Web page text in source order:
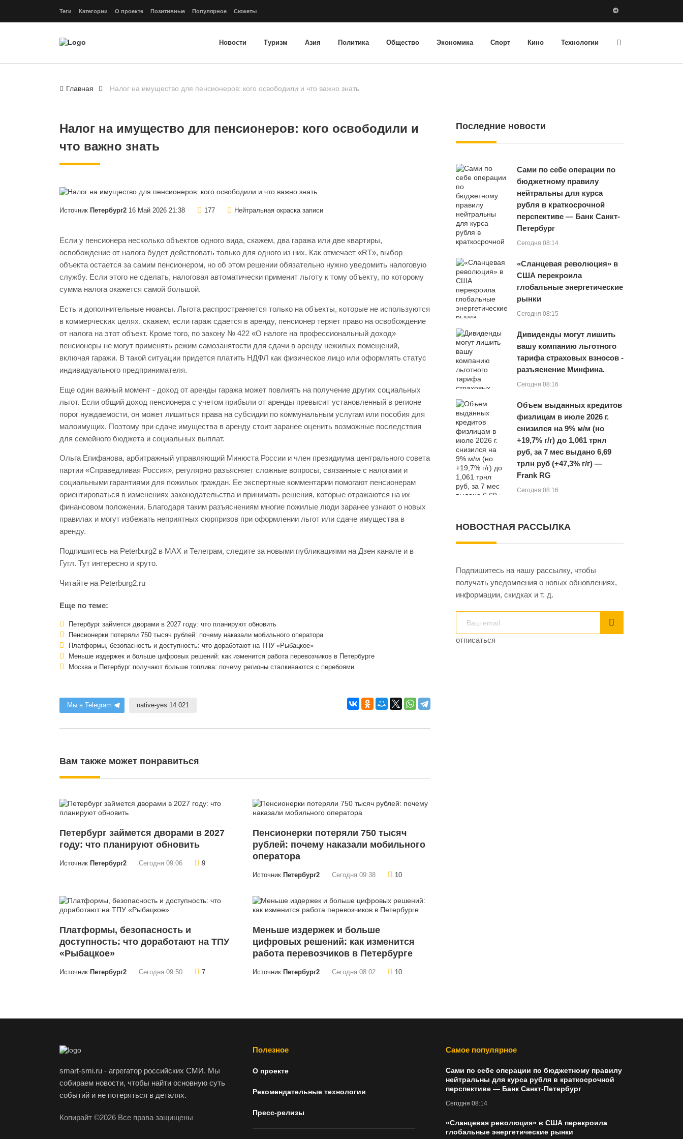
Теги Категории О проекте Позитивные Популярное Сюжеты
Новости Туризм Азия Политика Общество Экономика Спорт Кино Технологии
Главная Налог на имущество для пенсионеров: кого освободили и что важно знать
Налог на имущество для пенсионеров: кого освободили и
что важно знать
Источник Петербург2 16 Май 2026 21:38 177 Нейтральная окраска записи
Если у пенсионера несколько объектов одного вида, скажем, два гаража или две квартиры,
освобождение от налога будет действовать только для одного из них. Как отмечает «RT», выбор
объекта остается за самим пенсионером, но об этом решении обязательно нужно уведомить налоговую
службу. Если этого не сделать, налоговая автоматически применит льготу к тому объекту, по которому
сумма налога окажется самой большой.
Есть и дополнительные нюансы. Льгота распространяется только на объекты, которые не используются
в коммерческих целях. скажем, если гараж сдается в аренду, пенсионер теряет право на освобождение
от налога на этот объект. Кроме того, по закону № 422 «О налоге на профессиональный доход»
пенсионеры не могут применять режим самозанятости для сдачи в аренду нежилых помещений,
включая гаражи. В такой ситуации придется платить НДФЛ как физическое лицо или оформлять статус
индивидуального предпринимателя.
Еще один важный момент - доход от аренды гаража может повлиять на получение других социальных
льгот. Если общий доход пенсионера с учетом прибыли от аренды превысит установленный в регионе
порог нуждаемости, он может лишиться права на субсидии по коммунальным услугам или пособия для
малоимущих. Поэтому при сдаче имущества в аренду стоит заранее оценить возможные последствия
для семейного бюджета и социальных выплат.
Ольга Епифанова, арбитражный управляющий Минюста России и член президиума центрального совета
партии «Справедливая Россия», регулярно разъясняет сложные вопросы, связанные с налогами и
социальными гарантиями для пожилых граждан. Ее экспертные комментарии помогают пенсионерам
ориентироваться в изменениях законодательства и принимать решения, которые отражаются на их
финансовом положении. Благодаря таким разъяснениям многие пожилые люди заранее узнают о новых
правилах и могут избежать неприятных сюрпризов при оформлении льгот или сдаче имущества в
аренду.
Подпишитесь на Peterburg2 в MAX и Телеграм, следите за новыми публикациями на Дзен канале и в
Гугл. Тут интересно и круто.
Читайте на Peterburg2.ru
Еще по теме:
Петербург займется дворами в 2027 году: что планируют обновить
Пенсионерки потеряли 750 тысяч рублей: почему наказали мобильного оператора
Платформы, безопасность и доступность: что доработают на ТПУ «Рыбацкое»
Меньше издержек и больше цифровых решений: как изменится работа перевозчиков в Петербурге
Москва и Петербург получают больше топлива: почему регионы сталкиваются с перебоями
Мы в Telegram native-yes 14 021
Вам также может понравиться
Петербург займется дворами в 2027
году: что планируют обновить
Источник Петербург2 Сегодня 09:06 9
Пенсионерки потеряли 750 тысяч
рублей: почему наказали мобильного
оператора
Источник Петербург2 Сегодня 09:38 10
Платформы, безопасность и
доступность: что доработают на ТПУ
«Рыбацкое»
Источник Петербург2 Сегодня 09:50 7
Меньше издержек и больше
цифровых решений: как изменится
работа перевозчиков в Петербурге
Источник Петербург2 Сегодня 08:02 10
Последние новости
Сами по себе операции по
бюджетному правилу
нейтральны для курса
рубля в краткосрочной
перспективе — Банк Санкт-
Петербург
Сегодня 08:14
«Сланцевая революция» в
США перекроила
глобальные энергетические
рынки
Сегодня 08:15
Дивиденды могут лишить
вашу компанию льготного
тарифа страховых взносов -
разъяснение Минфина.
Сегодня 08:16
Объем выданных кредитов
физлицам в июле 2026 г.
снизился на 9% м/м (но
+19,7% г/г) до 1,061 трнл
руб, за 7 мес выдано 6,69
трлн руб (+47,3% г/г) —
Frank RG
Сегодня 08:16
НОВОСТНАЯ РАССЫЛКА
Подпишитесь на нашу рассылку, чтобы
получать уведомления о новых обновлениях,
информации, скидках и т. д.
отписаться
smart-smi.ru - агрегатор российских СМИ. Мы
собираем новости, чтобы найти основную суть
событий и не потеряться в деталях.
Копирайт ©2026 Все права защищены
Полезное
О проекте
Рекомендательные технологии
Пресс-релизы
Самое популярное
Сами по себе операции по бюджетному правилу
нейтральны для курса рубля в краткосрочной
перспективе — Банк Санкт-Петербург
Сегодня 08:14
«Сланцевая революция» в США перекроила
глобальные энергетические рынки